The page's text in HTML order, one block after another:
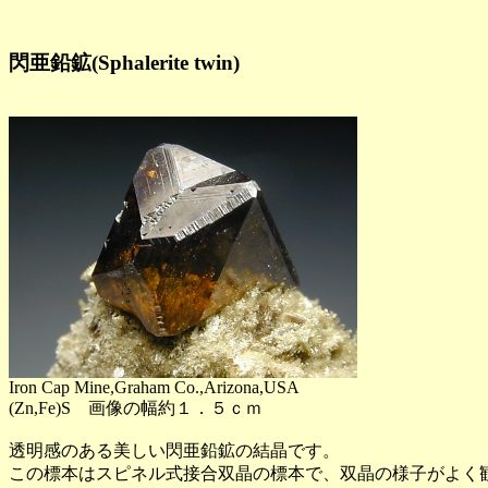
閃亜鉛鉱(Sphalerite twin)
Iron Cap Mine,Graham Co.,Arizona,USA
(Zn,Fe)S 画像の幅約１．５ｃｍ
透明感のある美しい閃亜鉛鉱の結晶です。
この標本はスピネル式接合双晶の標本で、双晶の様子がよく